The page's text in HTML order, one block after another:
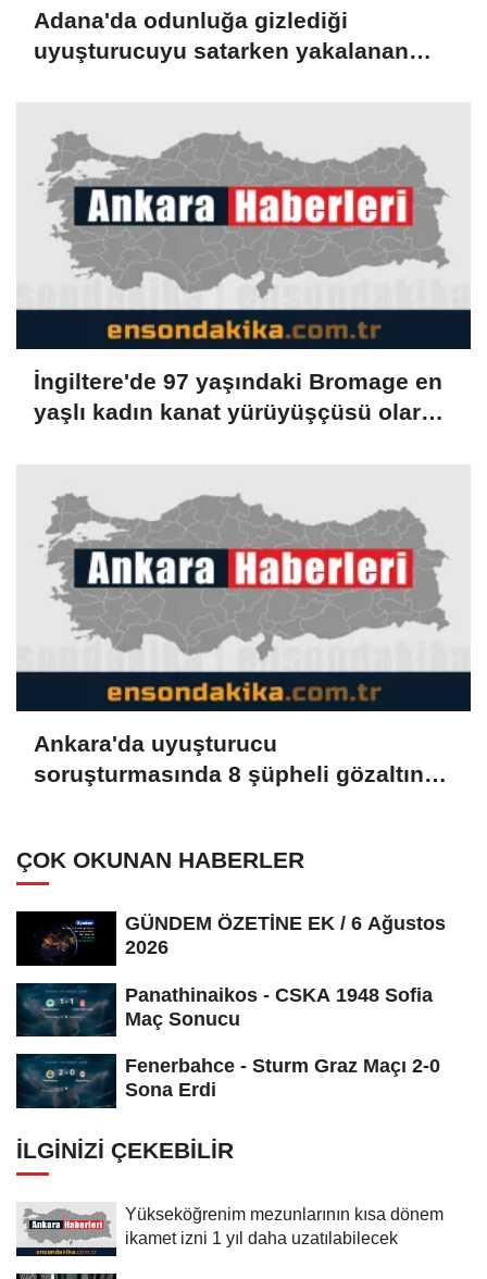
Adana'da odunluğa gizlediği
uyuşturucuyu satarken yakalanan
İngiltere'de 97 yaşındaki Bromage en
yaşlı kadın kanat yürüyüşçüsü olarak
Ankara'da uyuşturucu
soruşturmasında 8 şüpheli gözaltına
ÇOK OKUNAN HABERLER
GÜNDEM ÖZETİNE EK / 6 Ağustos
2026
Panathinaikos - CSKA 1948 Sofia
Maç Sonucu
Fenerbahce - Sturm Graz Maçı 2-0
Sona Erdi
İLGINIZI ÇEKEBILIR
Yükseköğrenim mezunlarının kısa dönem
ikamet izni 1 yıl daha uzatılabilecek